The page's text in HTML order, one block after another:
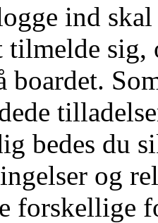
ind
tilmelde
boardet.
bedes du
og
forskellige